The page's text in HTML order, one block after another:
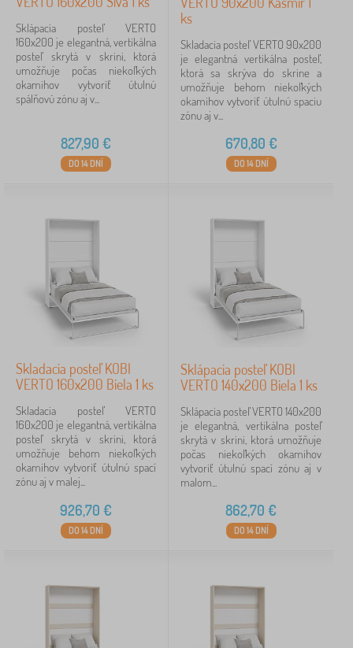
Sklápacia posteľ VERTO
160x200 je elegantná, vertikálna
posteľ skrytá v skrini, ktorá
umožňuje počas niekoľkých
okamihov vytvoriť útulnú
spálňovú zónu aj v...
827,90 €
DO 14 DNÍ
ks
Skladacia posteľ VERTO 90x200
je elegantná vertikálna posteľ,
ktorá sa skrýva do skrine a
umožňuje behom niekoľkých
okamihov vytvoriť útulnú spaciu
zónu aj v...
670,80 €
DO 14 DNÍ
Skladacia posteľ KOBI
VERTO 160x200 Biela 1 ks
Skladacia posteľ VERTO
160x200 je elegantná, vertikálna
posteľ skrytá v skrini, ktorá
umožňuje behom niekoľkých
okamihov vytvoriť útulnú spací
zónu aj v malej...
926,70 €
DO 14 DNÍ
Sklápacia posteľ KOBI
VERTO 140x200 Biela 1 ks
Sklápacia posteľ VERTO 140x200
je elegantná, vertikálna posteľ
skrytá v skrini, ktorá umožňuje
počas niekoľkých okamihov
vytvoriť útulnú spací zónu aj v
malom...
862,70 €
DO 14 DNÍ